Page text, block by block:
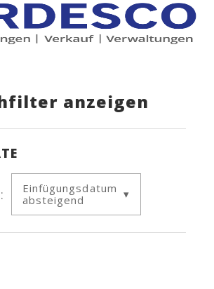
anzeigen
Einfügungsdatum
absteigend